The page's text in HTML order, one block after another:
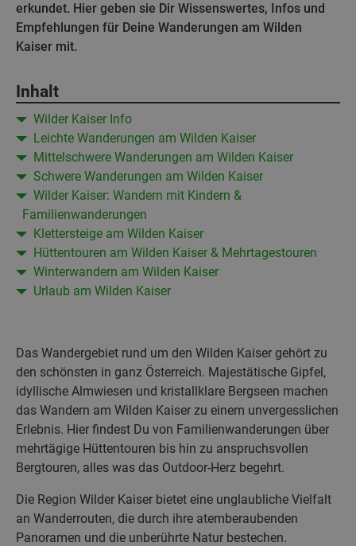
erkundet. Hier geben sie Dir Wissenswertes, Infos und
Empfehlungen für Deine Wanderungen am Wilden
Kaiser mit.
Inhalt
Wilder Kaiser Info
Leichte Wanderungen am Wilden Kaiser
Mittelschwere Wanderungen am Wilden Kaiser
Schwere Wanderungen am Wilden Kaiser
Wilder Kaiser: Wandern mit Kindern &
Familienwanderungen
Klettersteige am Wilden Kaiser
Hüttentouren am Wilden Kaiser & Mehrtagestouren
Winterwandern am Wilden Kaiser
Urlaub am Wilden Kaiser
Das Wandergebiet rund um den Wilden Kaiser gehört zu
den schönsten in ganz Österreich. Majestätische Gipfel,
idyllische Almwiesen und kristallklare Bergseen machen
das Wandern am Wilden Kaiser zu einem unvergesslichen
Erlebnis. Hier findest Du von Familienwanderungen über
mehrtägige Hüttentouren bis hin zu anspruchsvollen
Bergtouren, alles was das Outdoor-Herz begehrt.
Die Region Wilder Kaiser bietet eine unglaubliche Vielfalt
an Wanderrouten, die durch ihre atemberaubenden
Panoramen und die unberührte Natur bestechen.